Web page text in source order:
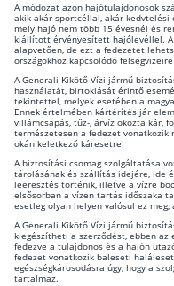
A módozat azon hajótulajdonosok
akik akár sportcéllal, akár
mely hajó nem több 15 évesnél és
kiállított érvényesített hajólevéllel.
alapvetően, de ezt a fedezetet
országokhoz kapcsolódó
A Generali Kikötő Vízi jármű
használatát, birtoklását érintő
tekintettel, melyek esetében a
Ennek értelmében kártérítés jár
villámcsapás, tűz-, árvíz okozta kár,
természetesen a fedezet vonatkozik
okán keletkező káresetre.
A biztosítási csomag szolgáltatása
tárolásának és szállítás idejére, ide
leeresztés történik, illetve a vízre
elsősorban a vízen tartás időszaka
esetleg olyan helyen valósul ez
A Generali Kikötő Vízi jármű
kiegészítheti a szerződést, ebben
fedezve a tulajdonos és a hajón
fedezet vonatkozik baleseti
egészségkárosodásra úgy, hogy a
tartalmaz.